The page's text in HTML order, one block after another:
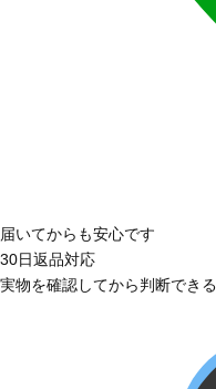
届いてからも安心です
30日返品対応
実物を確認してから判断でき